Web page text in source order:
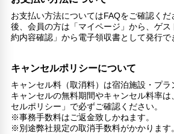
お支払い方法についてはFAQをご確認く
後、会員の方は「マイページ」から、ゲ
約内容確認」から電子領収書として発行で
キャンセルポリシーについて
キャンセル料（取消料）は宿泊施設・プラ
キャンセルの無料期間やキャンセル料率
セルポリシー」で必ずご確認ください。
※事務手数料はご返金致しかねます。
※別途弊社規定の取消手数料がかかります